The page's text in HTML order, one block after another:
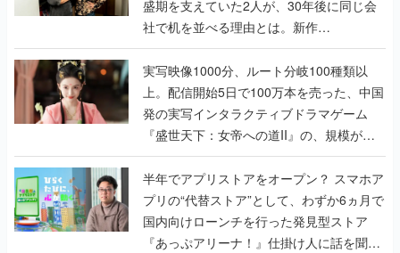
盛期を支えていた2人が、30年後に同じ会
社で机を並べる理由とは。新作
『TATSUJIN EXTREME』で初タッグを組
んだレジェンド2人に訊く開発秘話
実写映像1000分、ルート分岐100種類以
上。配信開始5日で100万本を売った、中国
発の実写インタラクティブドラマゲーム
『盛世天下：女帝への道II』の、規模が違
うこだわりをプロデューサーに聞いた
半年でアプリストアをオープン？ スマホア
プリの“代替ストア”として、わずか6ヵ月で
国内向けローンチを行った発見型ストア
『あっぷアリーナ！』仕掛け人に話を聞い